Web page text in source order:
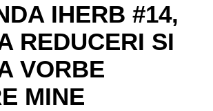
IHERB #14,
REDUCERI SI
VORBE
MINE